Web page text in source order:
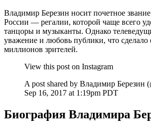
Владимир Березин носит почетное
России — регалии, которой чаще всего
танцоры и музыканты. Однако
уважение и любовь публики, что сделало
миллионов зрителей.
View this post on Instagram
A post shared by Владимир Березин
Sep 16, 2017 at 1:19pm PDT
Биография Владимира